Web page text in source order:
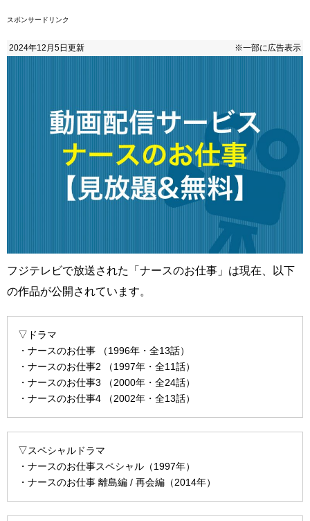
スポンサードリンク
2024年12月5日更新 ※一部に広告表示
フジテレビで放送された「ナースのお仕事」は現在、以下
の作品が公開されています。
▽ドラマ
・ナースのお仕事 （1996年・全13話）
・ナースのお仕事2 （1997年・全11話）
・ナースのお仕事3 （2000年・全24話）
・ナースのお仕事4 （2002年・全13話）
▽スペシャルドラマ
・ナースのお仕事スペシャル（1997年）
・ナースのお仕事 離島編 / 再会編（2014年）